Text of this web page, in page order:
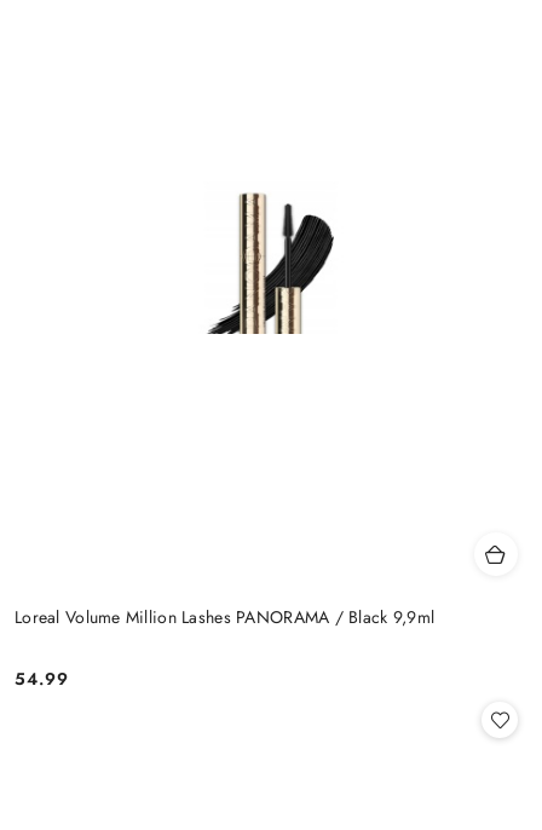
Loreal Volume Million Lashes PANORAMA / Black 9,9ml
Cena:
54.99